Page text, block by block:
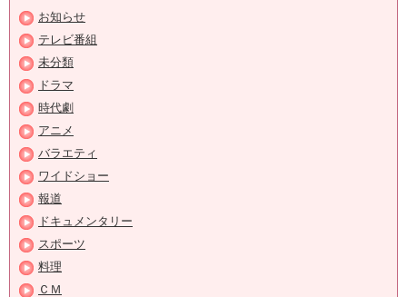
お知らせ
テレビ番組
未分類
ドラマ
時代劇
アニメ
バラエティ
ワイドショー
報道
ドキュメンタリー
スポーツ
料理
ＣＭ